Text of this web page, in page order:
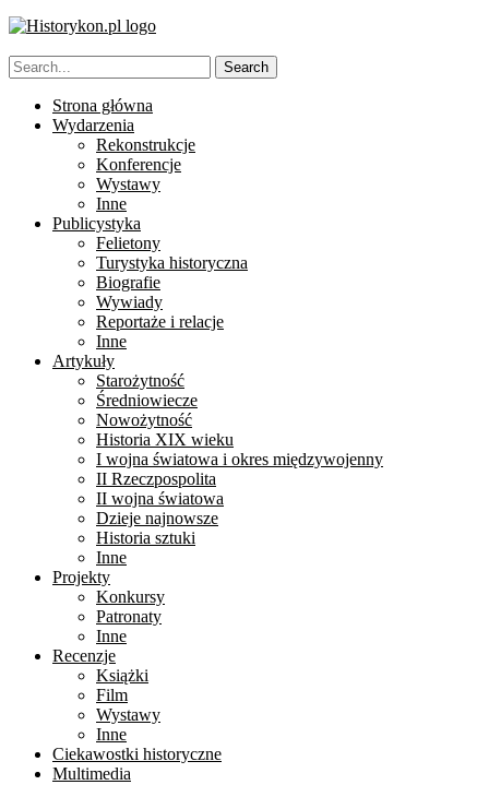
Strona główna
Wydarzenia
Rekonstrukcje
Konferencje
Wystawy
Inne
Publicystyka
Felietony
Turystyka historyczna
Biografie
Wywiady
Reportaże i relacje
Inne
Artykuły
Starożytność
Średniowiecze
Nowożytność
Historia XIX wieku
I wojna światowa i okres międzywojenny
II Rzeczpospolita
II wojna światowa
Dzieje najnowsze
Historia sztuki
Inne
Projekty
Konkursy
Patronaty
Inne
Recenzje
Książki
Film
Wystawy
Inne
Ciekawostki historyczne
Multimedia